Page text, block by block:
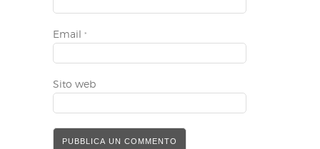
Email *
Sito web